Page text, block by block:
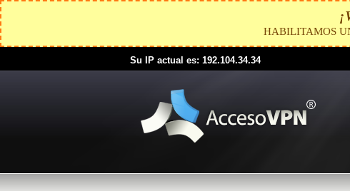
HABILITAMOS
Su IP actual es: 192.104.34.34